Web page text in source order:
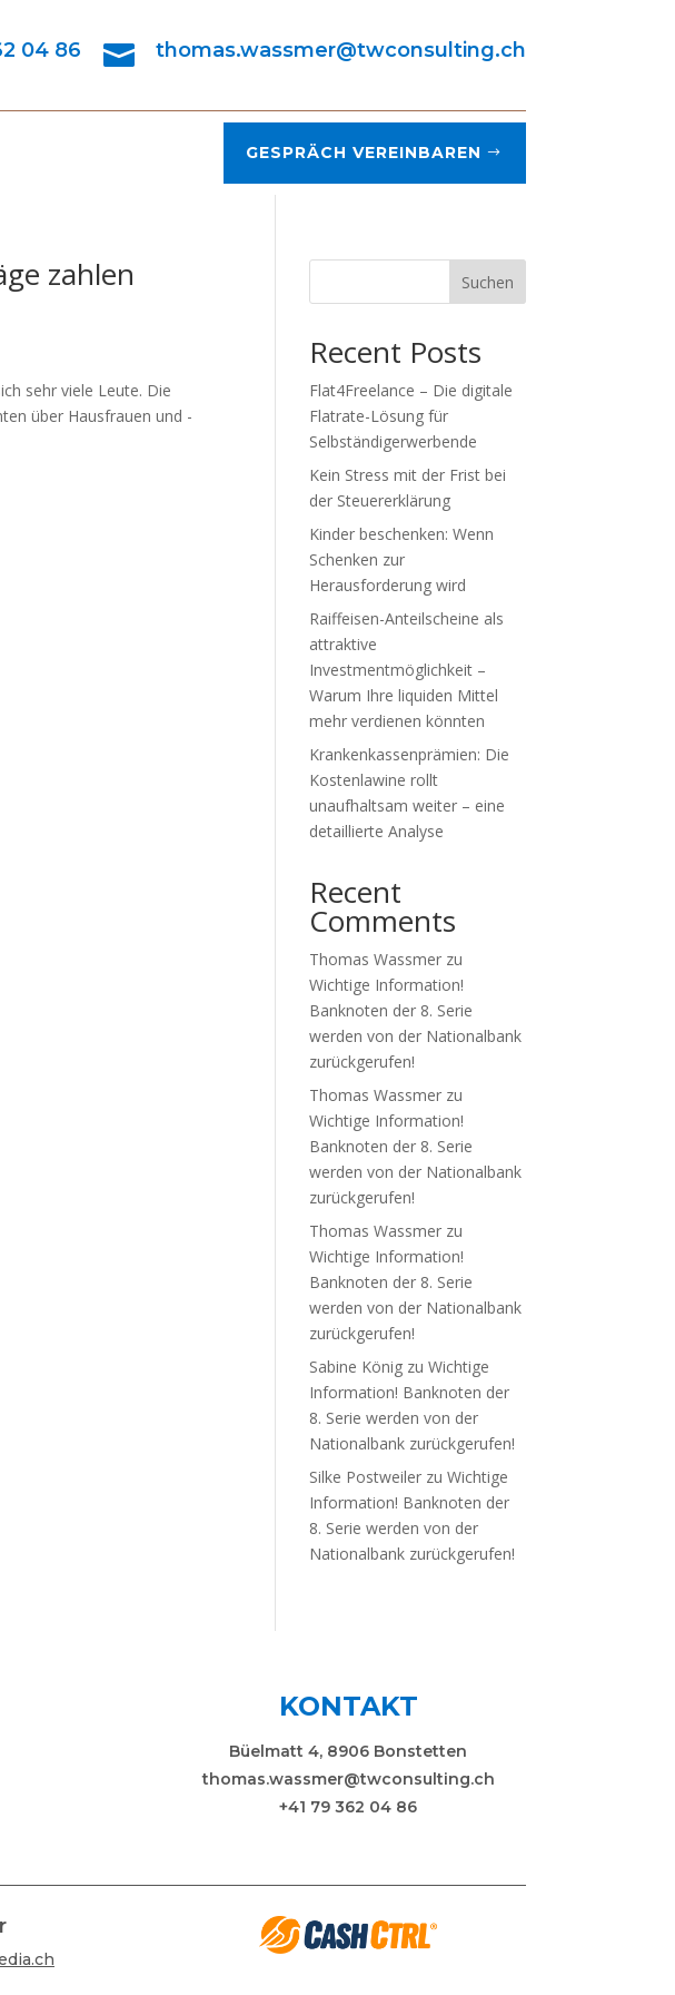
04 86  thomas.wassmer@twconsulting.ch
GESPRÄCH VEREINBAREN
zahlen
sehr viele Leute. Die
über Hausfrauen und -
Suchen
Recent Posts
Flat4Freelance – Die digitale
Flatrate-Lösung für
Selbständigerwerbende
Kein Stress mit der Frist bei
der Steuererklärung
Kinder beschenken: Wenn
Schenken zur
Herausforderung wird
Raiffeisen-Anteilscheine als
attraktive
Investmentmöglichkeit –
Warum Ihre liquiden Mittel
mehr verdienen könnten
Krankenkassenprämien: Die
Kostenlawine rollt
unaufhaltsam weiter – eine
detaillierte Analyse
Recent
Comments
Thomas Wassmer zu
Wichtige Information!
Banknoten der 8. Serie
werden von der Nationalbank
zurückgerufen!
Thomas Wassmer zu
Wichtige Information!
Banknoten der 8. Serie
werden von der Nationalbank
zurückgerufen!
Thomas Wassmer zu
Wichtige Information!
Banknoten der 8. Serie
werden von der Nationalbank
zurückgerufen!
Sabine König zuWichtige
Information! Banknoten der
8. Serie werden von der
Nationalbank zurückgerufen!
Silke Postweiler zuWichtige
Information! Banknoten der
8. Serie werden von der
Nationalbank zurückgerufen!
KONTAKT
Büelmatt 4, 8906 Bonstetten
thomas.wassmer@twconsulting.ch
+41 79 362 04 86